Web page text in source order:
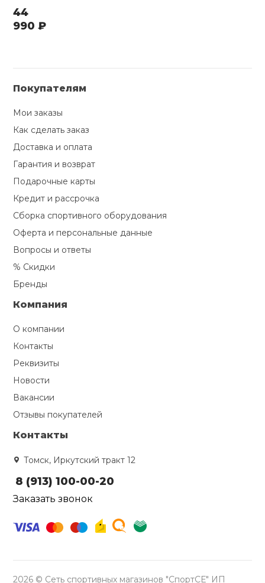
44
990 ₽
Покупателям
Мои заказы
Как сделать заказ
Доставка и оплата
Гарантия и возврат
Подарочные карты
Кредит и рассрочка
Сборка спортивного оборудования
Оферта и персональные данные
Вопросы и ответы
% Скидки
Бренды
Компания
О компании
Контакты
Реквизиты
Новости
Вакансии
Отзывы покупателей
Контакты
Томск, Иркутский тракт 12
8 (913) 100-00-20
Заказать звонок
2026 © Сеть спортивных магазинов "СпортСЕ" ИП